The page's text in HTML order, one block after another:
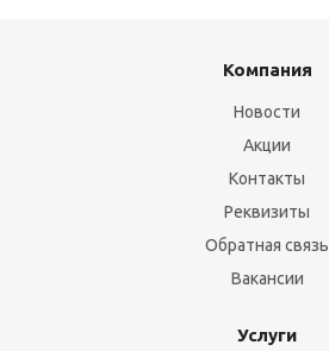
Компания
Новости
Акции
Контакты
Реквизиты
Обратная связь
Вакансии
Услуги